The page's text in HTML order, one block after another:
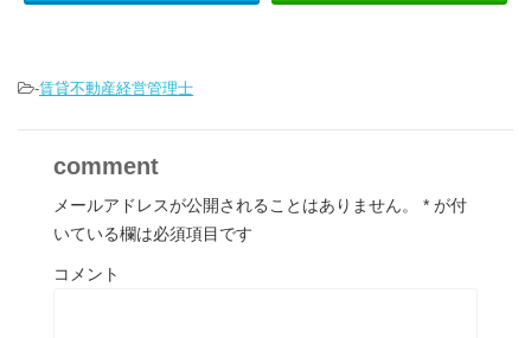
-賃貸不動産経営管理士
comment
メールアドレスが公開されることはありません。 * が付
いている欄は必須項目です
コメント